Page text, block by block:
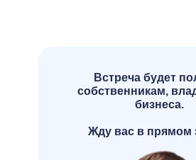
Встреча будет
собственникам,
бизнеса.
Жду вас в прямом